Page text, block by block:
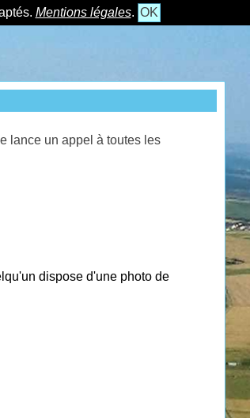
Mentions légales. OK
lance un appel à toutes les
dispose d'une photo de